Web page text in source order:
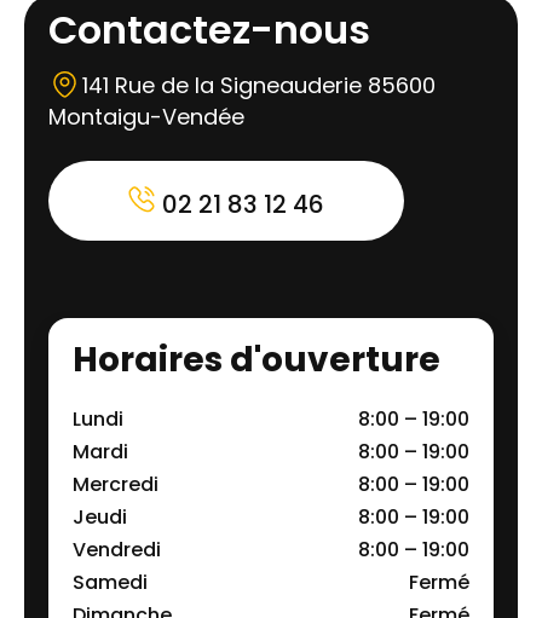
Contactez-nous
141 Rue de la Signeauderie 85600
Montaigu-Vendée
02 21 83 12 46
Horaires d'ouverture
Lundi
8:00 – 19:00
Mardi
8:00 – 19:00
Mercredi
8:00 – 19:00
Jeudi
8:00 – 19:00
Vendredi
8:00 – 19:00
Samedi
Fermé